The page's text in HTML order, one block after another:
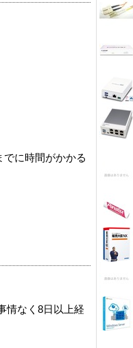
に時間がかかる
情なく8日以上経